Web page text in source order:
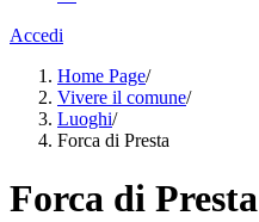
Accedi
Home Page/
Vivere il comune/
Luoghi/
Forca di Presta
Forca di Presta